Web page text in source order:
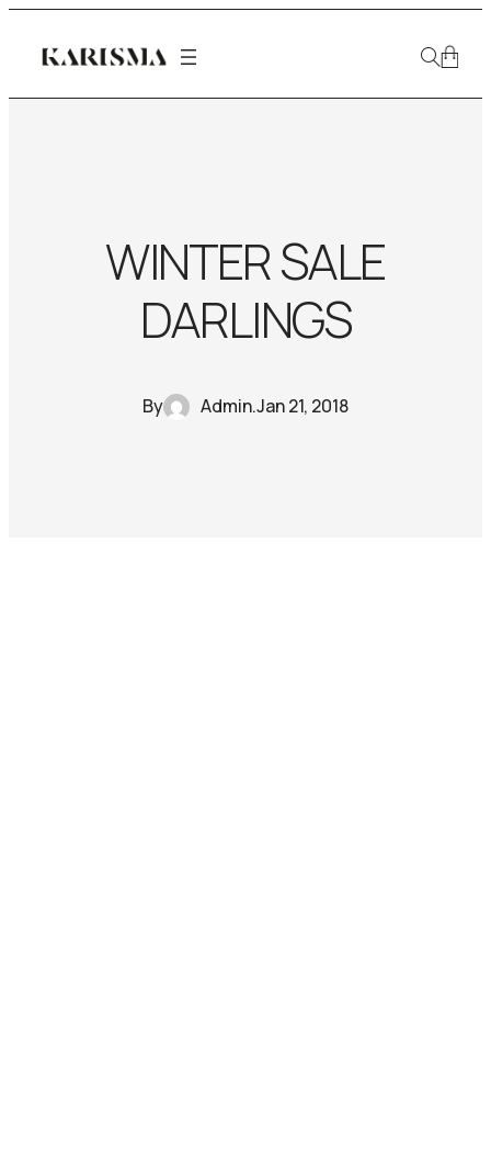
WINTER SALE
DARLINGS
By Admin.Jan 21, 2018